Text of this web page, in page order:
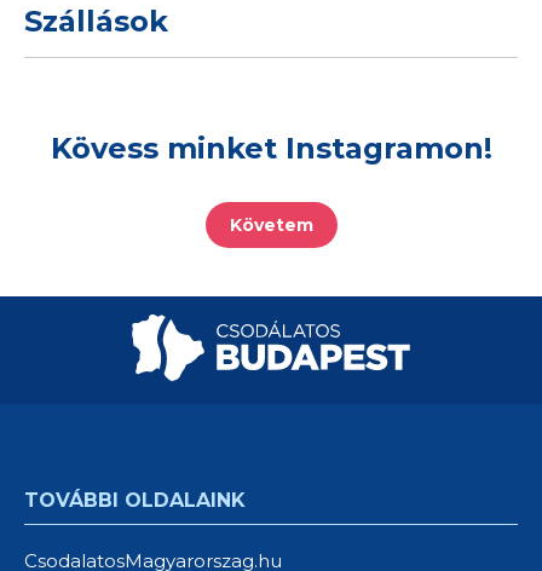
Szállások
Kövess minket Instagramon!
Követem
TOVÁBBI OLDALAINK
CsodalatosMagyarorszag.hu